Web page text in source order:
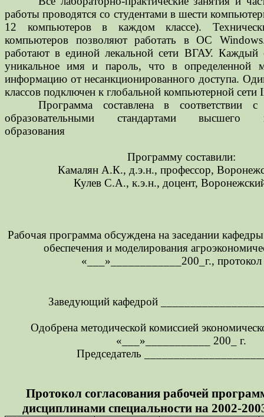
работы проводятся со студентами в шести
12 компьютеров в каждом классе).
компьютеров позволяют работать в ОС
работают в единой лекальной сети ВГАУ. Каждый
уникальное имя и пароль, что в определенной
информацию от несанкционированного доступа.
классов подключен к глобальной компьютерной сети
Программа составлена в соответствии с
образовательными стандартами высшего
образования
Программу составили:
Камалян А.К., д.э.н., профессор,
Кулев С.А., к.э.н., доцент,
Рабочая программа обсуждена на заседании
обеспечения и моделирования
«___»____________200_г.,
Заведующий кафедрой
Одобрена методической комиссией
«___»___________ 200_ г.
Председатель
Протокол согласования рабочей
дисциплинами специальности на 2002-